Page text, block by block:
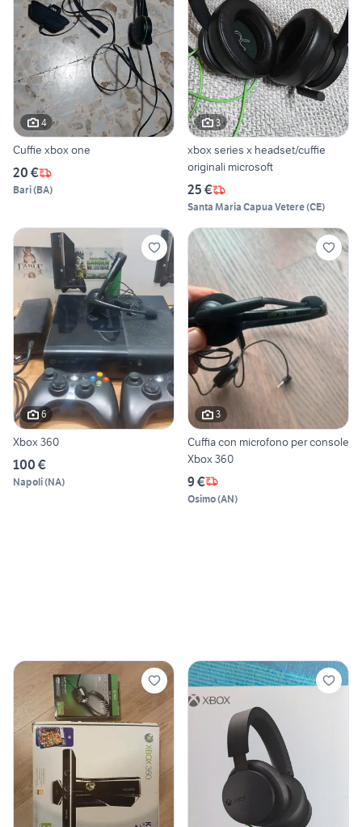
4
Cuffie xbox one
20 €
Bari(BA)
3
xbox series x headset/cuffie
originali microsoft
25 €
Santa Maria Capua Vetere(CE)
6
Xbox 360
100 €
Napoli(NA)
3
Cuffia con microfono per console
Xbox 360
9 €
Osimo(AN)